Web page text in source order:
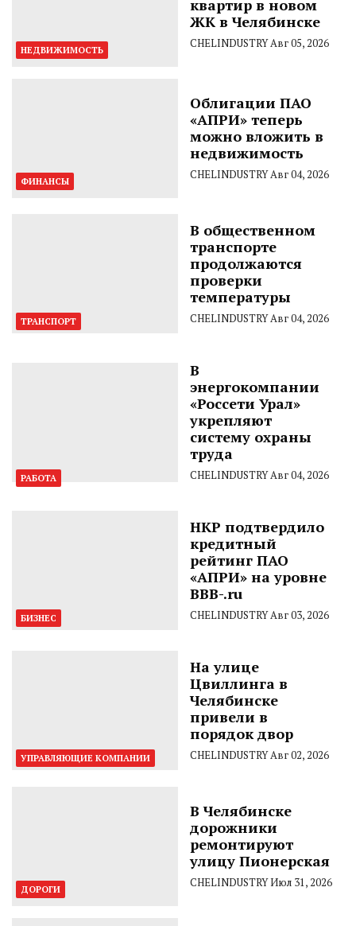
НЕДВИЖИМОСТЬ
квартир в новом
ЖК в Челябинске
CHELINDUSTRYАвг 05, 2026
ФИНАНСЫ
Облигации ПАО
«АПРИ» теперь
можно вложить в
недвижимость
CHELINDUSTRYАвг 04, 2026
ТРАНСПОРТ
В общественном
транспорте
продолжаются
проверки
температуры
CHELINDUSTRYАвг 04, 2026
РАБОТА
В
энергокомпании
«Россети Урал»
укрепляют
систему охраны
труда
CHELINDUSTRYАвг 04, 2026
БИЗНЕС
НКР подтвердило
кредитный
рейтинг ПАО
«АПРИ» на уровне
BBB-.ru
CHELINDUSTRYАвг 03, 2026
УПРАВЛЯЮЩИЕ КОМПАНИИ
На улице
Цвиллинга в
Челябинске
привели в
порядок двор
CHELINDUSTRYАвг 02, 2026
ДОРОГИ
В Челябинске
дорожники
ремонтируют
улицу Пионерская
CHELINDUSTRYИюл 31, 2026